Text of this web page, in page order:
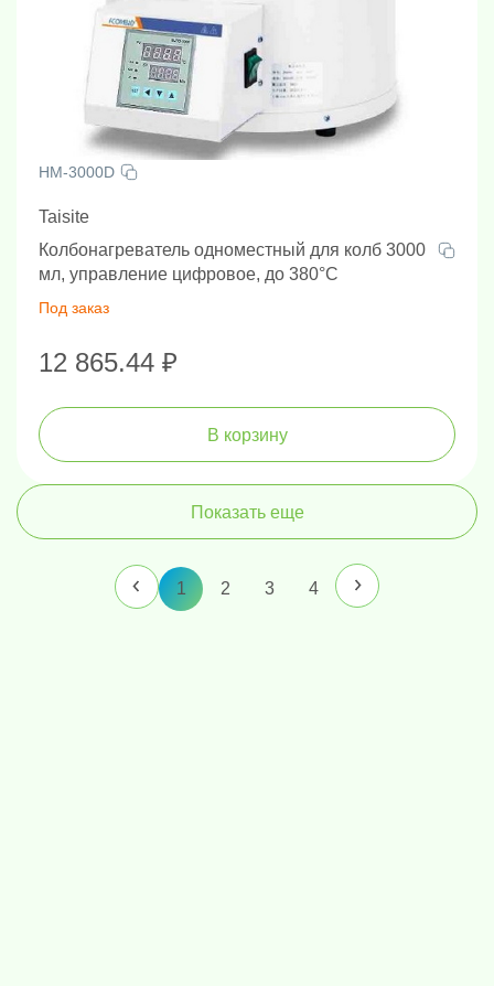
HM-3000D
Taisite
Колбонагреватель одноместный для колб 3000
мл, управление цифровое, до 380°С
Под заказ
12 865.44 ₽
В корзину
Показать еще
1 2 3 4